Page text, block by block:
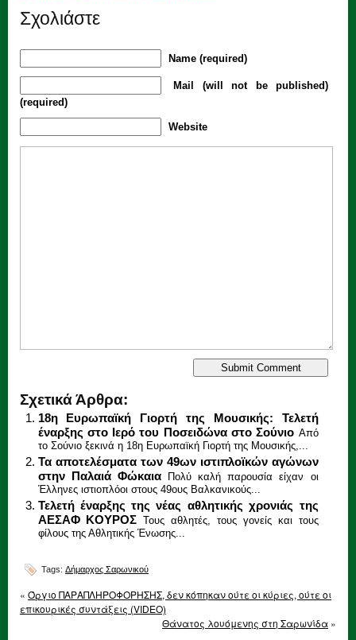
Σχολιάστε
Name (required)
Mail (will not be published)
(required)
Website
Σχετικά Άρθρα:
18η Ευρωπαϊκή Γιορτή της Μουσικής: Τελετή
έναρξης στο Ιερό του Ποσειδώνα στο Σούνιο Από
το Σούνιο ξεκινά η 18η Ευρωπαϊκή Γιορτή της Μουσικής,...
Τα αποτελέσματα των 49ων ιστιπλοϊκών αγώνων
στην Παλαιά Φώκαια
Πολύ καλή παρουσία είχαν οι
Έλληνες ιστιοπλόοι στους 49ους Βαλκανικούς...
Τελετή έναρξης της νέας αθλητικής χρονιάς της
AEΣAΦ KOYPOΣ
Τους αθλητές, τους γονείς και τους
φίλους της Αθλητικής Ένωσης...
Tags: Δήμαρχος Σαρωνικού
« Όργιο ΠΑΡΑΠΛΗΡΟΦΟΡΗΣΗΣ, δεν κόπηκαν ούτε οι κύριες, ούτε οι
επικουρικές συντάξεις (VIDEO)
Θάνατος λουόμενης στη Σαρωνίδα »